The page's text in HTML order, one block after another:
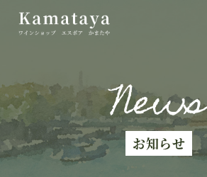
News
お知らせ